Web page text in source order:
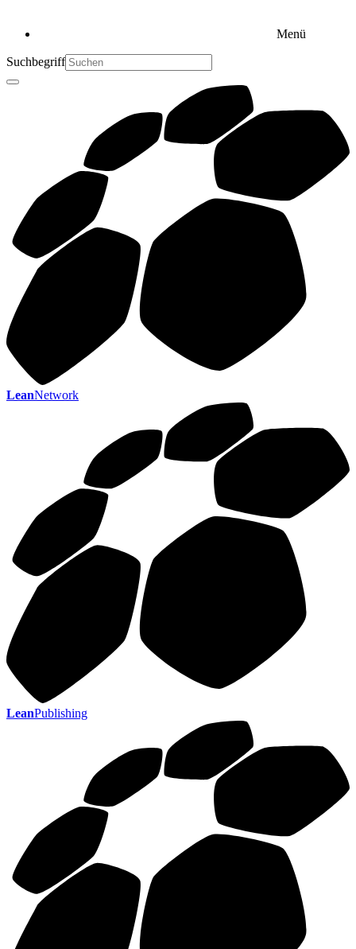
Menü
Suchbegriff
LeanNetwork
LeanPublishing